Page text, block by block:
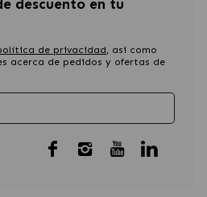
descuento en tu
de privacidad, asi como
acerca de pedidos y ofertas de